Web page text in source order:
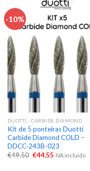
-10%
DUOTTI - CARBIDE DIAMOND
Kit de 5 ponteiras Duotti
Carbide Diamond COLD –
DDCC-243B-023
€49.50 €44.55 IVA incluido